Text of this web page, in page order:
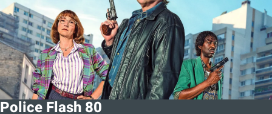
Police Flash 80